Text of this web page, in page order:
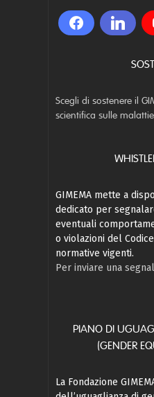
Scegli di sostenere il
scientifica sulle
GIMEMA mette a
dedicato per
eventuali
o violazioni del
normative vigenti.
Per inviare una
PIANO DI
(GENDER
La Fondazione